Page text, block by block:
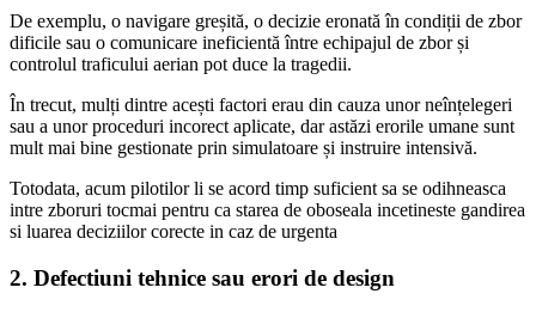
De exemplu, o navigare greșită, o decizie eronată în condiții de zbor
dificile sau o comunicare ineficientă între echipajul de zbor și
controlul traficului aerian pot duce la tragedii.
În trecut, mulți dintre acești factori erau din cauza unor neînțelegeri
sau a unor proceduri incorect aplicate, dar astăzi erorile umane sunt
mult mai bine gestionate prin simulatoare și instruire intensivă.
Totodata, acum pilotilor li se acord timp suficient sa se odihneasca
intre zboruri tocmai pentru ca starea de oboseala incetineste gandirea
si luarea deciziilor corecte in caz de urgenta
2. Defectiuni tehnice sau erori de design